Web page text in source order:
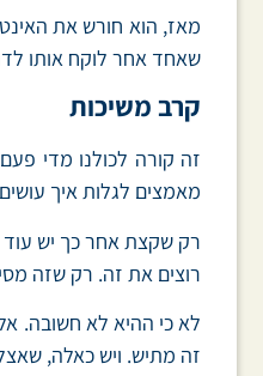
מאז, הוא חורש את
שאחד אחר לוקח אותו
קרב משיכות
זה קורה לכולנו מדי
מאמצים לגלות איך
רק שקצת אחר כך יש עוד
רוצים את זה. רק שזה
זה מתיש. ויש כאלה, שאצלם